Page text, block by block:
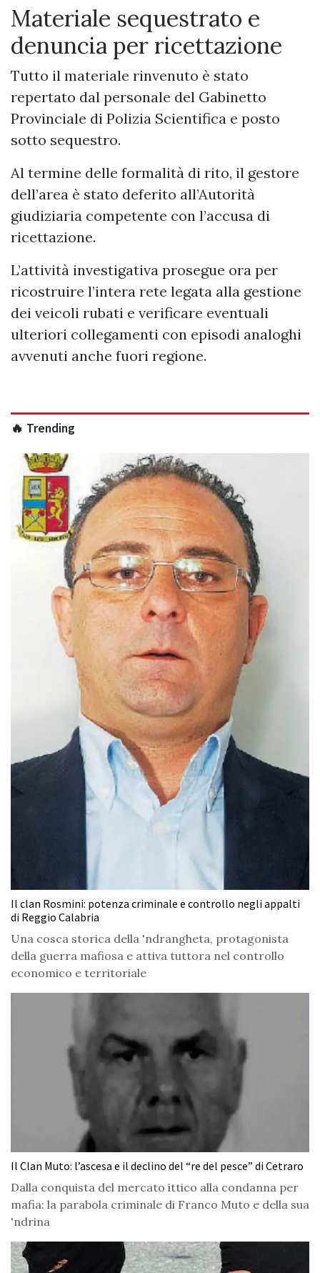
Materiale sequestrato e
denuncia per ricettazione
Tutto il materiale rinvenuto è stato
repertato dal personale del Gabinetto
Provinciale di Polizia Scientifica e posto
sotto sequestro.
Al termine delle formalità di rito, il gestore
dell’area è stato deferito all’Autorità
giudiziaria competente con l’accusa di
ricettazione.
L’attività investigativa prosegue ora per
ricostruire l’intera rete legata alla gestione
dei veicoli rubati e verificare eventuali
ulteriori collegamenti con episodi analoghi
avvenuti anche fuori regione.
🔥 Trending
Il clan Rosmini: potenza criminale e controllo negli appalti
di Reggio Calabria
Una cosca storica della 'ndrangheta, protagonista
della guerra mafiosa e attiva tuttora nel controllo
economico e territoriale
Il Clan Muto: l’ascesa e il declino del “re del pesce” di Cetraro
Dalla conquista del mercato ittico alla condanna per
mafia: la parabola criminale di Franco Muto e della sua
'ndrina